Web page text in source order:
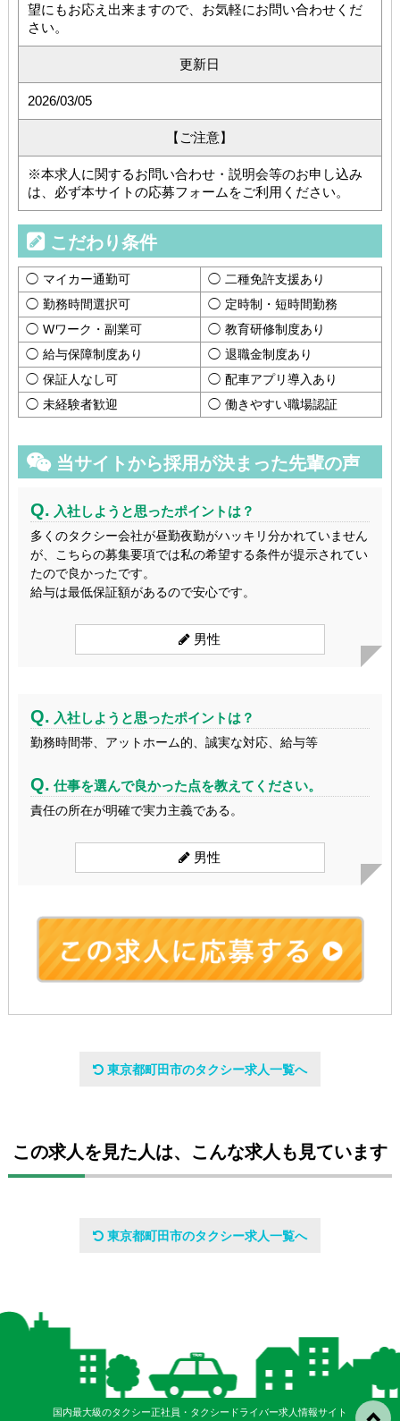
望にもお応え出来ますので、お気軽にお問い合わせくだ
さい。
更新日
2026/03/05
【ご注意】
※本求人に関するお問い合わせ・説明会等のお申し込み
は、必ず本サイトの応募フォームをご利用ください。
こだわり条件
マイカー通勤可
二種免許支援あり
勤務時間選択可
定時制・短時間勤務
Wワーク・副業可
教育研修制度あり
給与保障制度あり
退職金制度あり
保証人なし可
配車アプリ導入あり
未経験者歓迎
働きやすい職場認証
当サイトから採用が決まった先輩の声
Q. 入社しようと思ったポイントは？
多くのタクシー会社が昼勤夜勤がハッキリ分かれていません
が、こちらの募集要項では私の希望する条件が提示されてい
たので良かったです。
給与は最低保証額があるので安心です。
男性
Q. 入社しようと思ったポイントは？
勤務時間帯、アットホーム的、誠実な対応、給与等
Q. 仕事を選んで良かった点を教えてください。
責任の所在が明確で実力主義である。
男性
会社名
平成10年9月21日
1300万
従業員数
70名（令和8年2月1日現在）
東京都町田市のタクシー求人一覧へ
この求人を見た人は、こんな求人も見ています
東京都町田市のタクシー求人一覧へ
国内最大級のタクシー正社員・タクシードライバー求人情報サイト